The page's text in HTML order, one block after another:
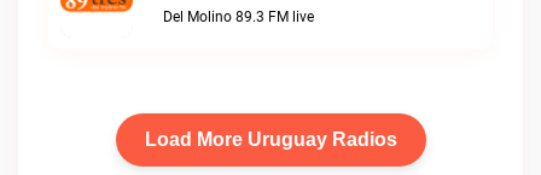
Del Molino 89.3 FM live
Load More Uruguay Radios